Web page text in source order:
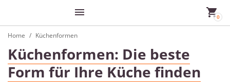
Home Küchenformen
Küchenformen: Die beste
Form für Ihre Küche finden